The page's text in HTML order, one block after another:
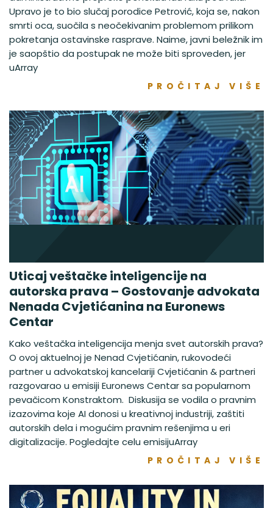
Upravo je to bio slučaj porodice Petrović, koja se, nakon
smrti oca, suočila s neočekivanim problemom prilikom
pokretanja ostavinske rasprave. Naime, javni beležnik im
je saopštio da postupak ne može biti sproveden, jer
uArray
PROČITAJ VIŠE
Uticaj veštačke inteligencije na
autorska prava – Gostovanje advokata
Nenada Cvjetićanina na Euronews
Centar
Kako veštačka inteligencija menja svet autorskih prava?
O ovoj aktuelnoj je Nenad Cvjetićanin, rukovodeći
partner u advokatskoj kancelariji Cvjetićanin & partneri
razgovarao u emisiji Euronews Centar sa popularnom
pevačicom Konstraktom. Diskusija se vodila o pravnim
izazovima koje AI donosi u kreativnoj industriji, zaštiti
autorskih dela i mogućim pravnim rešenjima u eri
digitalizacije. Pogledajte celu emisijuArray
PROČITAJ VIŠE